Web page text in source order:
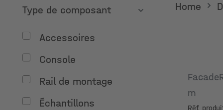
Type de composant
Accessoires
Console
Rail de montage
Échantillons
Home
m
Réf.